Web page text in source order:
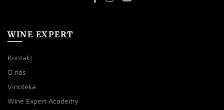
WINE EXPERT
Kontakt
O nás
Vínotéka
Wine Expert Academy